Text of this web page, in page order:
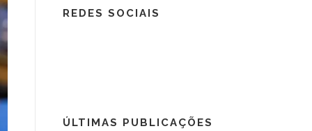
REDES SOCIAIS
ÚLTIMAS PUBLICAÇÕES